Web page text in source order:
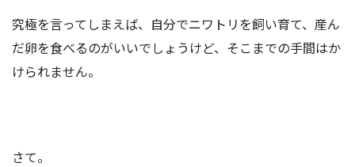
究極を言ってしまえば、自分でニワトリを飼い育て、産ん
だ卵を食べるのがいいでしょうけど、そこまでの手間はか
けられません。
さて。